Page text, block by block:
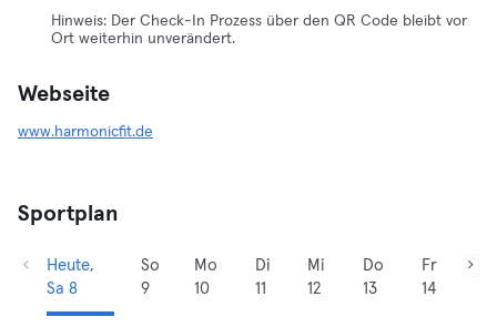
Hinweis: Der Check-In Prozess über den QR Code bleibt vor
Ort weiterhin unverändert.
Webseite
www.harmonicfit.de
Sportplan
Heute,
Sa 8
So
9
Mo
10
Di
11
Mi
12
Do
13
Fr
14